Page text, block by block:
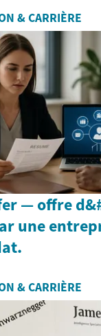
& CARRIÈRE
— offre
une
& CARRIÈRE